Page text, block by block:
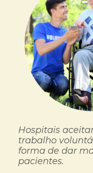
Hospitais
trabalho
forma de dar
pacientes.